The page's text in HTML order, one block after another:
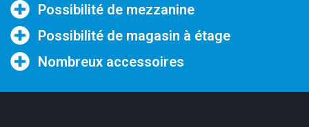
Possibilité de mezzanine
Possibilité de magasin à étage
Nombreux accessoires